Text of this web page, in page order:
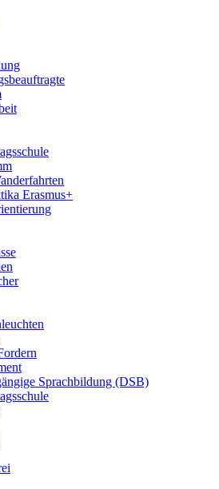
Erasmus+
Sprachbildung (DSB)